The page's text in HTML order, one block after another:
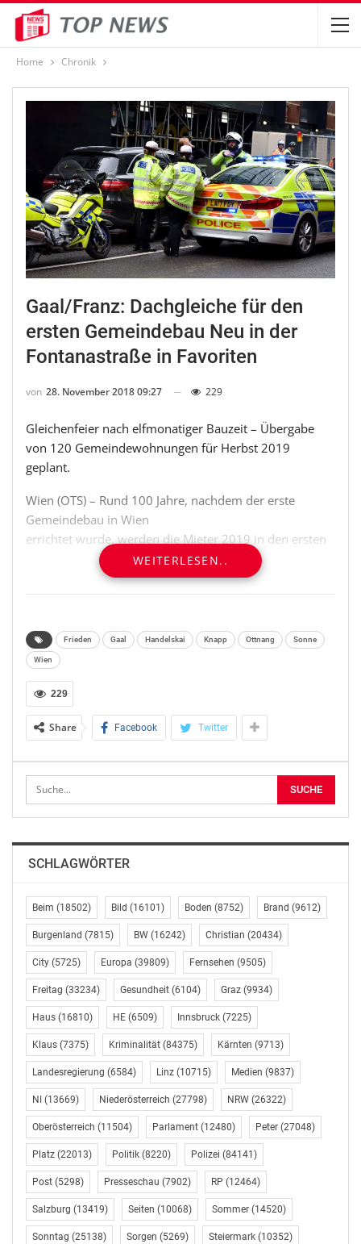
Home Chronik
Gaal/Franz: Dachgleiche für den
ersten Gemeindebau Neu in der
Fontanastraße in Favoriten
von 28. November 2018 09:27 229
Gleichenfeier nach elfmonatiger Bauzeit – Übergabe
von 120 Gemeindewohnungen für Herbst 2019
geplant.
Wien (OTS) – Rund 100 Jahre, nachdem der erste
Gemeindebau in Wien
errichtet wurde, werden die Mieter 2019 in den ersten
Gemeindebau Neu
einziehen können. Seit Dezember 2017 werden in der
Fontanastraße 3 in
Zentrale nahe dem
Kurpark Oberlaa 120 neue Gemeindewohnungen
fand jetzt die Gleichenfeier des ersten Gemeindebau
Neu statt.
Prammer-Hof“
einziehen
besonders, dass der
erste Gemeindebau Neu hier in der Fontanastraße
jetzt gemeinsam die Dachgleiche feiern, werden schon
Ende nächsten
Jahres die ersten Mieterinnen und Mieter in die 120
Gemeindewohnungen
einziehen können. Mit der früheren
Nationalratspräsidentin Barbara
Prammer wird der Gemeindebau eine würdige
Namenspatin erhalten“, so
Frauen- und Wohnbaustadträtin Kathrin Gaal. Bei der
Gleichenfeier
überzeugte sich Stadträtin Kathrin Gaal gemeinsam mit
Bezirksvorsteher Marcus Franz, Wiener-Wohnen-
Direktorin Karin Ramser
und WIGEBA-Direktor Ewald Kirschner vom
Baufortschritt.
Zwtl.: U1 und Kurpark Oberlaa
WEITERLESEN..
Frieden Gaal Handelskai Knapp Ottnang Sonne
Wien
229
Share Facebook Twitter
SCHLAGWÖRTER
Beim (18502) Bild (16101) Boden (8752) Brand (9612)
Burgenland (7815) BW (16242) Christian (20434)
City (5725) Europa (39809) Fernsehen (9505)
Freitag (33234) Gesundheit (6104) Graz (9934)
Haus (16810) HE (6509) Innsbruck (7225)
Klaus (7375) Kriminalität (84375) Kärnten (9713)
Landesregierung (6584) Linz (10715) Medien (9837)
NI (13669) Niederösterreich (27798) NRW (26322)
Oberösterreich (11504) Parlament (12480) Peter (27048)
Platz (22013) Politik (8220) Polizei (84141)
Post (5298) Presseschau (7902) RP (12464)
Salzburg (13419) Seiten (10068) Sommer (14520)
Sonntag (25138) Sorgen (5269) Steiermark (10352)